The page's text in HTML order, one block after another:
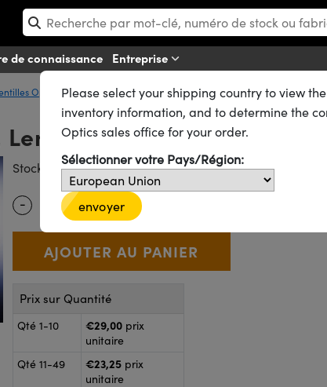
de connaissance Entreprise
Optiques
Lentilles Billes ou Condenseurs
Bille Rubis
Stock #43-822 4 In Stock
Quantity Selector
- Use the plus and minus buttons to adjust the
+ €29,00
Prix sur Quantité
Qté 1-10 €29,00 prix
unitaire
Qté 11-49
€23,25 prix
unitaire
Please select your shipping country to view
inventory information, and to determine the
Optics sales office for your order.
Sélectionner votre Pays/Région:
envoyer